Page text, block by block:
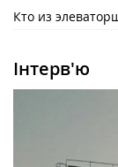
Кто из
Інтерв'ю